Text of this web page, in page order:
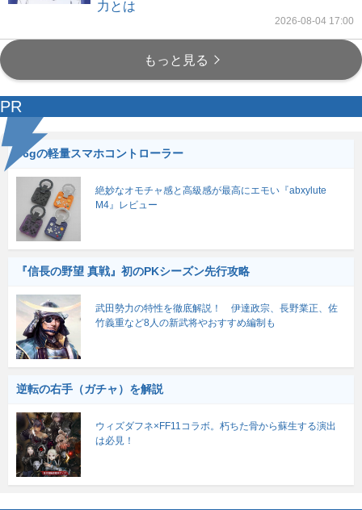
力とは
2026-08-04 17:00
もっと見る
PR
56gの軽量スマホコントローラー
絶妙なオモチャ感と高級感が最高にエモい『abxylute
M4』レビュー
『信長の野望 真戦』初のPKシーズン先行攻略
武田勢力の特性を徹底解説！ 伊達政宗、長野業正、佐
竹義重など8人の新武将やおすすめ編制も
逆転の右手（ガチャ）を解説
ウィズダフネ×FF11コラボ。朽ちた骨から蘇生する演出
は必見！